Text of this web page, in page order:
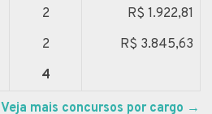
2
R$ 1.922,81
2
R$ 3.845,63
4
Veja mais concursos por cargo →